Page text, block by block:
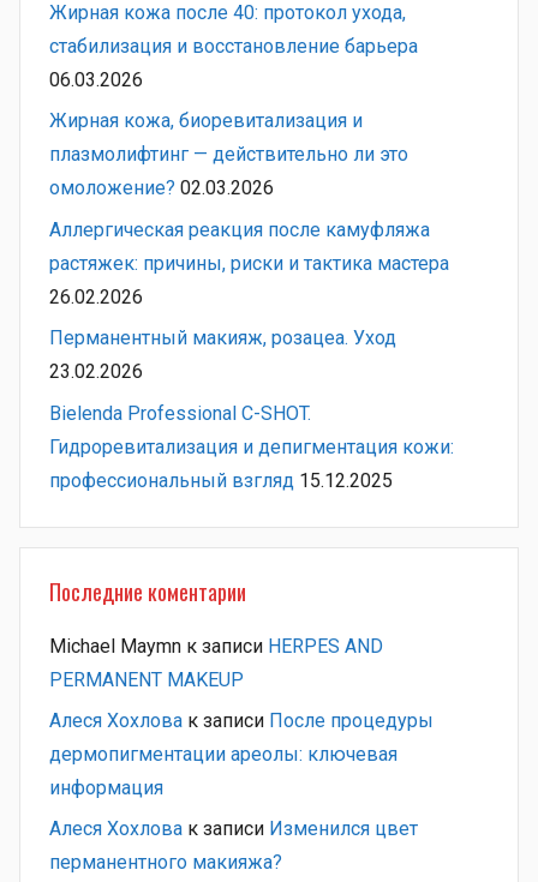
Жирная кожа после 40: протокол ухода,
стабилизация и восстановление барьера
06.03.2026
Жирная кожа, биоревитализация и
плазмолифтинг — действительно ли это
омоложение? 02.03.2026
Аллергическая реакция после камуфляжа
растяжек: причины, риски и тактика мастера
26.02.2026
Перманентный макияж, розацеа. Уход
23.02.2026
Bielenda Professional C-SHOT.
Гидроревитализация и депигментация кожи:
профессиональный взгляд 15.12.2025
Последние коментарии
Michael Maymn к записи HERPES AND
PERMANENT MAKEUP
Алеся Хохлова к записи После процедуры
дермопигментации ареолы: ключевая
информация
Алеся Хохлова к записи Изменился цвет
перманентного макияжа?